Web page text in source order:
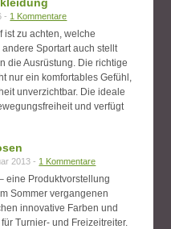
- 1 Kommentare
ist zu achten, welche
Sportart auch stellt
die Ausrüstung. Die richtige
nur ein komfortables Gefühl,
unverzichtbar. Die ideale
und verfügt
2013 - 1 Kommentare
eine Produktvorstellung
Sommer vergangenen
innovative Farben und
Turnier- und Freizeitreiter.